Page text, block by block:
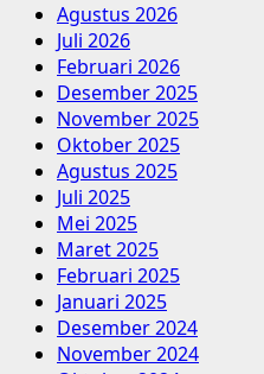
Agustus 2026
Juli 2026
Februari 2026
Desember 2025
November 2025
Oktober 2025
Agustus 2025
Juli 2025
Mei 2025
Maret 2025
Februari 2025
Januari 2025
Desember 2024
November 2024